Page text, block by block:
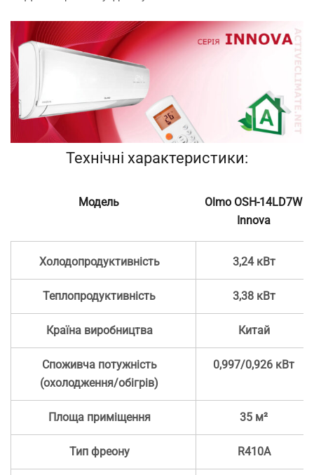
Технічні характеристики:
Модель
Olmo OSH-14LD7W
Innova
Холодопродуктивність 3,24 кВт
Теплопродуктивність 3,38 кВт
Країна виробництва Китай
Споживча потужність
(охолодження/обігрів)
0,997/0,926 кВт
Площа приміщення 35 м²
Тип фреону R410А